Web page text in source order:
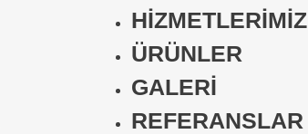
HİZMETLERİMİZ
ÜRÜNLER
GALERİ
REFERANSLAR